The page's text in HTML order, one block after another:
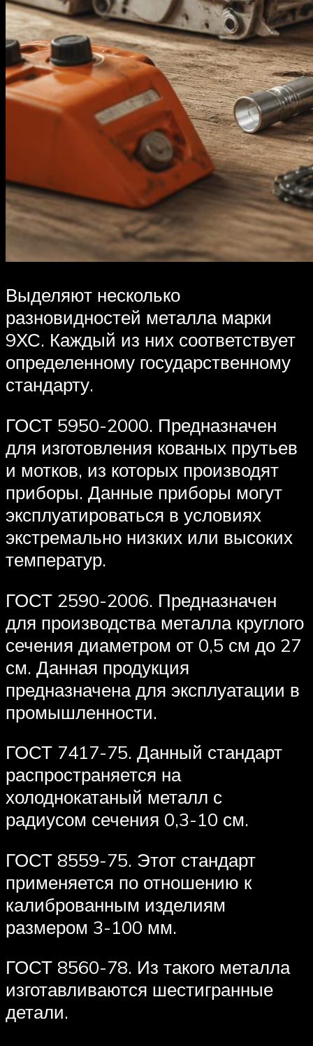
Выделяют несколько
разновидностей металла марки
9ХС. Каждый из них соответствует
определенному государственному
стандарту.
ГОСТ 5950-2000. Предназначен
для изготовления кованых прутьев
и мотков, из которых производят
приборы. Данные приборы могут
эксплуатироваться в условиях
экстремально низких или высоких
температур.
ГОСТ 2590-2006. Предназначен
для производства металла круглого
сечения диаметром от 0,5 см до 27
см. Данная продукция
предназначена для эксплуатации в
промышленности.
ГОСТ 7417-75. Данный стандарт
распространяется на
холоднокатаный металл с
радиусом сечения 0,3-10 см.
ГОСТ 8559-75. Этот стандарт
применяется по отношению к
калиброванным изделиям
размером 3-100 мм.
ГОСТ 8560-78. Из такого металла
изготавливаются шестигранные
детали.